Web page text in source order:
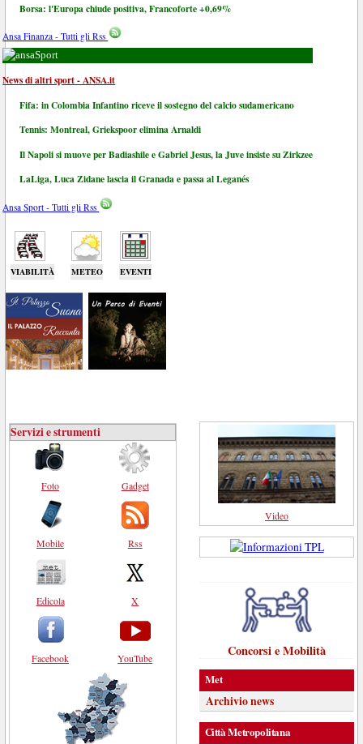
Borsa: l'Europa chiude positiva, Francoforte +0,69%
Ansa Finanza - Tutti gli Rss
Sport
News di altri sport - ANSA.it
Fifa: in Colombia Infantino riceve il sostegno del calcio sudamericano
Tennis: Montreal, Griekspoor elimina Arnaldi
Il Napoli si muove per Badiashile e Gabriel Jesus, la Juve insiste su Zirkzee
LaLiga, Luca Zidane lascia il Granada e passa al Leganés
Ansa Sport - Tutti gli Rss
VIABILITÀ METEO EVENTI
Servizi e strumenti
Foto
Mobile
Edicola
Facebook
Gadget
Rss
X
YouTube
Video
Concorsi e Mobilità
Met
Archivio news
Città Metropolitana